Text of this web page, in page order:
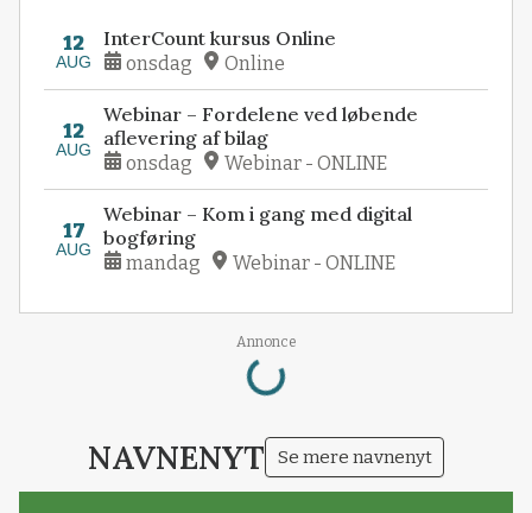
12
AUG
InterCount kursus Online
onsdag Online
12
AUG
Webinar – Fordelene ved løbende
aflevering af bilag
onsdag Webinar - ONLINE
17
AUG
Webinar – Kom i gang med digital
bogføring
mandag Webinar - ONLINE
Annonce
Loading...
NAVNENYT Se mere navnenyt